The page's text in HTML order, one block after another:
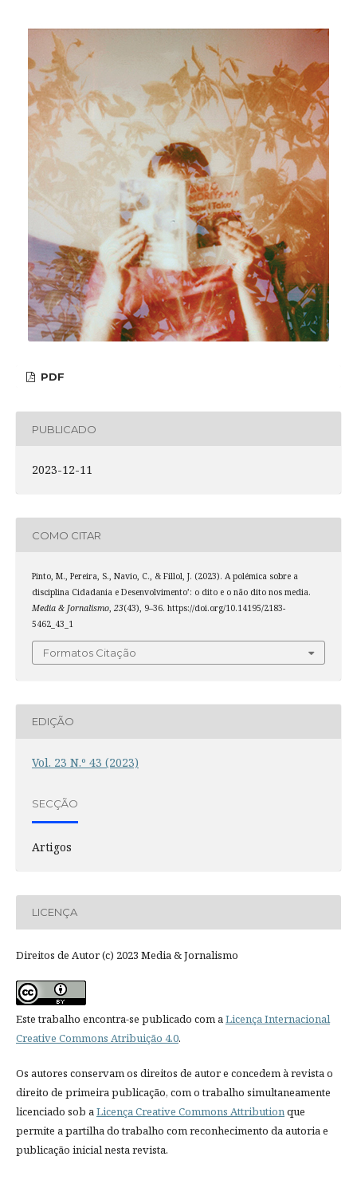
PDF
PUBLICADO
2023-12-11
COMO CITAR
Pinto, M., Pereira, S., Navio, C., & Fillol, J. (2023). A polémica sobre a
disciplina Cidadania e Desenvolvimento’: o dito e o não dito nos media.
Media & Jornalismo, 23(43), 9–36. https://doi.org/10.14195/2183-
5462_43_1
Formatos Citação
EDIÇÃO
Vol. 23 N.º 43 (2023)
SECÇÃO
Artigos
LICENÇA
Direitos de Autor (c) 2023 Media & Jornalismo
Este trabalho encontra-se publicado com aLicença Internacional
Creative Commons Atribuição 4.0.
Os autores conservam os direitos de autor e concedem à revista o
direito de primeira publicação, com o trabalho simultaneamente
licenciado sob aLicença Creative Commons Attributionque
permite a partilha do trabalho com reconhecimento da autoria e
publicação inicial nesta revista.